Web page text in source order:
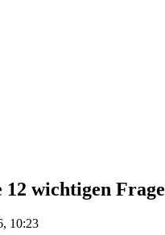
wichtigen
10:23